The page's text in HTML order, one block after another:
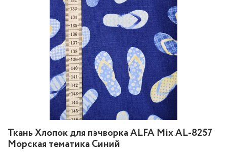
Ткань Хлопок для пэчворка ALFA Mix AL-8257
Морская тематика Синий